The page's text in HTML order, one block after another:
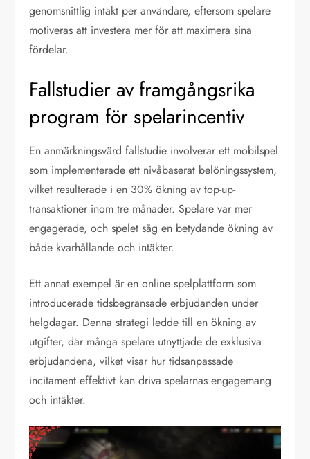
genomsnittlig intäkt per användare, eftersom spelare
motiveras att investera mer för att maximera sina
fördelar.
Fallstudier av framgångsrika
program för spelarincentiv
En anmärkningsvärd fallstudie involverar ett mobilspel
som implementerade ett nivåbaserat belöningssystem,
vilket resulterade i en 30% ökning av top-up-
transaktioner inom tre månader. Spelare var mer
engagerade, och spelet såg en betydande ökning av
både kvarhållande och intäkter.
Ett annat exempel är en online spelplattform som
introducerade tidsbegränsade erbjudanden under
helgdagar. Denna strategi ledde till en ökning av
utgifter, där många spelare utnyttjade de exklusiva
erbjudandena, vilket visar hur tidsanpassade
incitament effektivt kan driva spelarnas engagemang
och intäkter.